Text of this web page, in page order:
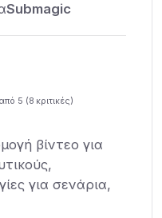
Submagic
από 5 (8 κριτικές)
βίντεο για
για σενάρια,